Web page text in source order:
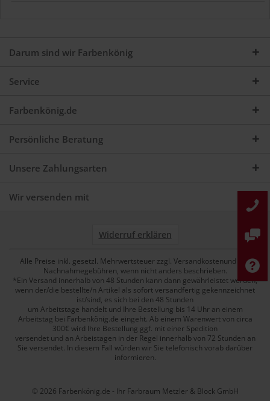
Darum sind wir Farbenkönig
Service
Farbenkönig.de
Persönliche Beratung
Unsere Zahlungsarten
Wir versenden mit
Widerruf erklären
Alle Preise inkl. gesetzl. Mehrwertsteuer zzgl. Versandkostenund ggf.
Nachnahmegebühren, wenn nicht anders beschrieben.
*Ein Versand innerhalb von 48 Stunden kann dann gewährleistet werden,
wenn der/die bestellte/n Artikel als sofort versandfertig gekennzeichnet
ist/sind, es sich bei den 48 Stunden
um Arbeitstage handelt und Ihre Bestellung bis 14 Uhr an einem
Arbeitstag bei Farbenkönig.de eingeht. Ab einem Warenwert von circa
300€ wird Ihre Bestellung ggf. mit einer Spedition
versendet und an Arbeistagen in der Regel innerhalb von 72 Stunden an
Sie versendet. In diesem Fall würden wir Sie telefonisch vorab darüber
informieren.
© 2026 Farbenkönig.de - Ihr Farbraum Metzler & Block GmbH